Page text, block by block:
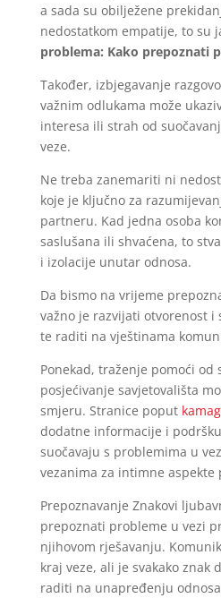
a sada su obilježene
nedostatkom empatije, to su
problema: Kako prepoznati
Također, izbjegavanje
važnim odlukama može
interesa ili strah od
veze.
Ne treba zanemariti ni
koje je ključno za
partneru. Kad jedna osoba
saslušana ili shvaćena, to
i izolacije unutar odnosa.
Da bismo na vrijeme
važno je razvijati otvorenost i
te raditi na vještinama
Ponekad, traženje pomoći od
posjećivanje savjetovališta
smjeru. Stranice poput
dodatne informacije i
suočavaju s problemima u
vezanima za intimne aspekte
Prepoznavanje Znakovi
prepoznati probleme u vezi
njihovom rješavanju.
kraj veze, ali je svakako znak
raditi na unapređenju